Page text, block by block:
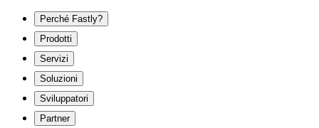
Perché Fastly?
Prodotti
Servizi
Soluzioni
Sviluppatori
Partner